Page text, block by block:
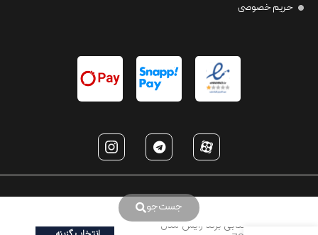
جست‌جو
حریم خصوصی
عینک آفتابی برند زایس مدل